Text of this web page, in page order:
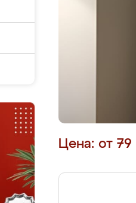
Цена: от